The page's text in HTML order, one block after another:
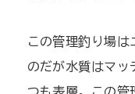
この管理釣り場
のだが水質はマッ
つも表層。この管